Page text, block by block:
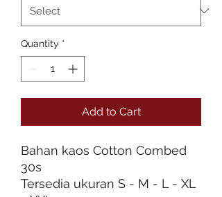
Quantity *
Add to Cart
Bahan kaos Cotton Combed
30s
Tersedia ukuran S - M - L - XL